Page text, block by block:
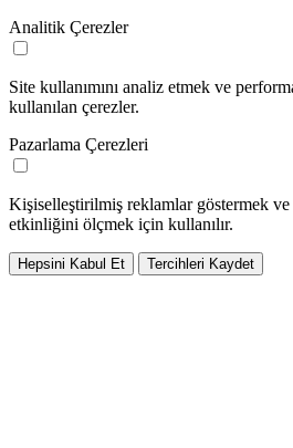
Analitik Çerezler
Site kullanımını analiz etmek ve
kullanılan çerezler.
Pazarlama Çerezleri
Kişiselleştirilmiş reklamlar göstermek ve
etkinliğini ölçmek için kullanılır.
Hepsini Kabul Et Tercihleri Kaydet